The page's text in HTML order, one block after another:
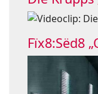
Fïx8:Sëd8